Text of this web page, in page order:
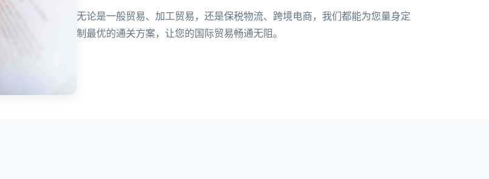
无论是一般贸易、加工贸易，还是保税物流、跨境电商，我们都能为您量身定
制最优的通关方案，让您的国际贸易畅通无阻。